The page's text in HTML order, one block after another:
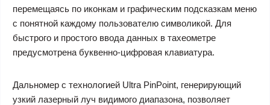
перемещаясь по иконкам и графическим подсказкам меню
с понятной каждому пользователю символикой. Для
быстрого и простого ввода данных в тахеометре
предусмотрена буквенно-цифровая клавиатура.
Дальномер с технологией Ultra PinPoint, генерирующий
узкий лазерный луч видимого диапазона, позволяет